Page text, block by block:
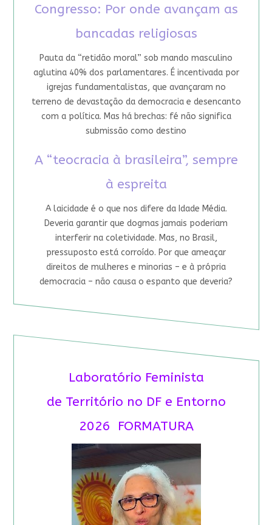
Congresso: Por onde avançam as
bancadas religiosas
Pauta da “retidão moral” sob mando masculino
aglutina 40% dos parlamentares. É incentivada por
igrejas fundamentalistas, que avançaram no
terreno de devastação da democracia e desencanto
com a política. Mas há brechas: fé não significa
submissão como destino
A “teocracia à brasileira”, sempre
à espreita
A laicidade é o que nos difere da Idade Média.
Deveria garantir que dogmas jamais poderiam
interferir na coletividade. Mas, no Brasil,
pressuposto está corroído. Por que ameaçar
direitos de mulheres e minorias – e à própria
democracia – não causa o espanto que deveria?
Laboratório Feminista
de Território no DF e Entorno
2026 FORMATURA